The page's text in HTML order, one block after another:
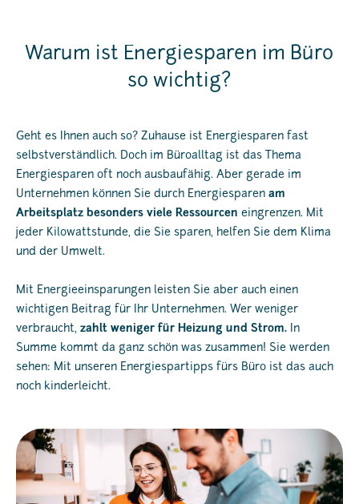
Warum ist Energiesparen im Büro
so wichtig?
Geht es Ihnen auch so? Zuhause ist Energiesparen fast
selbstverständlich. Doch im Büroalltag ist das Thema
Energiesparen oft noch ausbaufähig. Aber gerade im
Unternehmen können Sie durch Energiesparen am
Arbeitsplatz besonders viele Ressourcen eingrenzen. Mit
jeder Kilowattstunde, die Sie sparen, helfen Sie dem Klima
und der Umwelt.
Mit Energieeinsparungen leisten Sie aber auch einen
wichtigen Beitrag für Ihr Unternehmen. Wer weniger
verbraucht, zahlt weniger für Heizung und Strom. In
Summe kommt da ganz schön was zusammen! Sie werden
sehen: Mit unseren Energiespartipps fürs Büro ist das auch
noch kinderleicht.